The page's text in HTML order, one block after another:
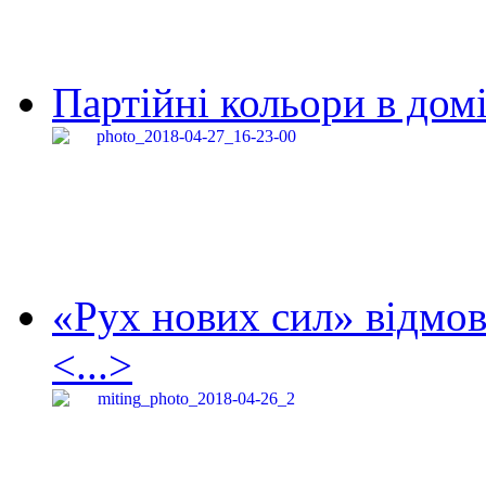
Партійні кольори в
«Рух нових сил»
<...>